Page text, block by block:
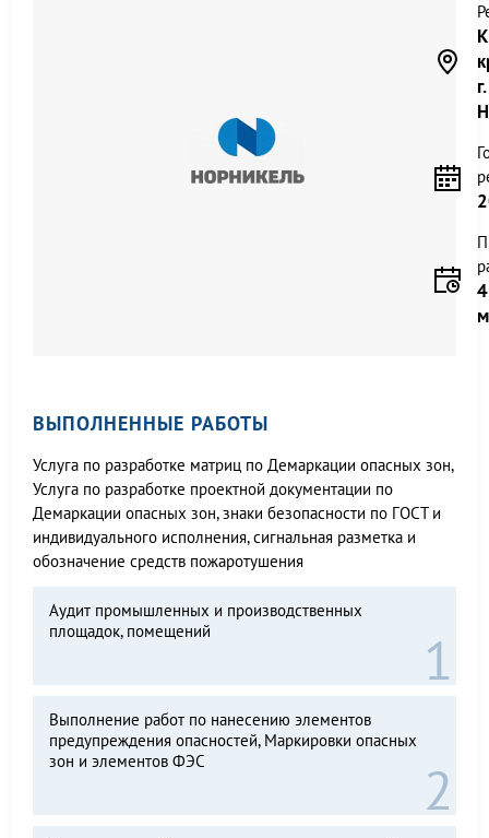
г.
ВЫПОЛНЕННЫЕ РАБОТЫ
Услуга по разработке матриц по Демаркации опасных зон,
Услуга по разработке проектной документации по
Демаркации опасных зон, знаки безопасности по ГОСТ и
индивидуального исполнения, сигнальная разметка и
обозначение средств пожаротушения
Аудит промышленных и производственных
площадок, помещений
Выполнение работ по нанесению элементов
предупреждения опасностей, Маркировки опасных
зон и элементов ФЭС